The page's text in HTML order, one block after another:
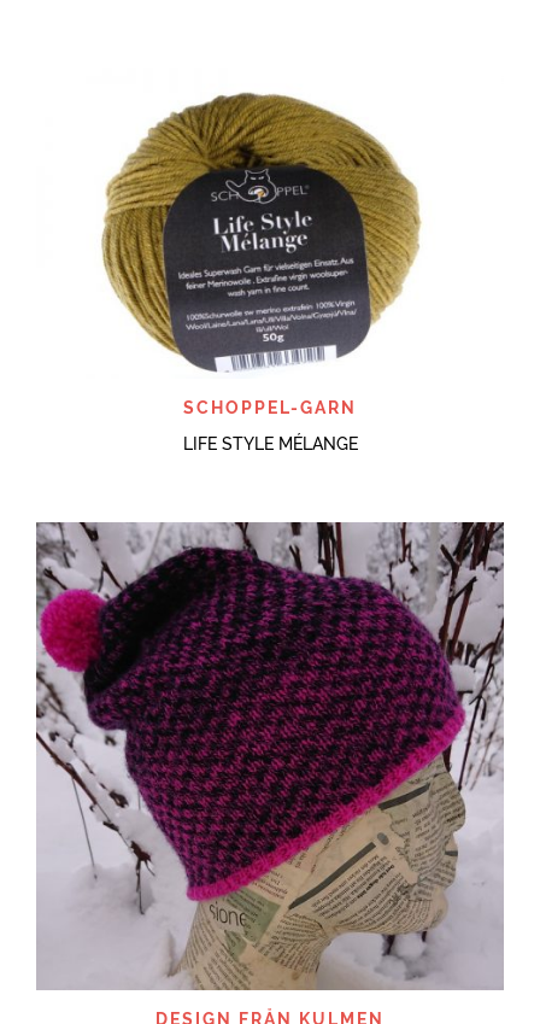
SCHOPPEL-GARN
LIFE STYLE MÉLANGE
DESIGN FRÅN KULMEN